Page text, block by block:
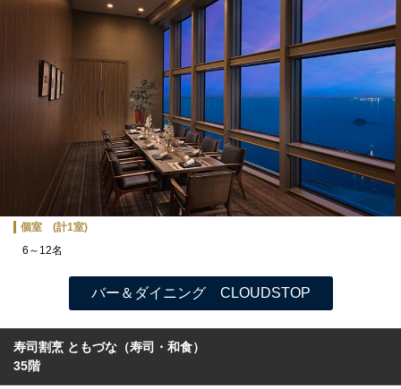
個室 (計1室)
6～12名
バー＆ダイニング CLOUDSTOP
寿司割烹 ともづな （寿司・和食）
35階